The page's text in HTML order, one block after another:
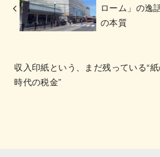
ローム」の逸
の本質
収入印紙という、まだ残っている“
時代の税金”